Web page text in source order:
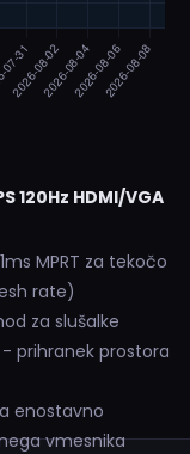
120Hz HDMI/VGA
MPRT za tekočo
rate)
za slušalke
prihranek prostora
enostavno
vmesnika